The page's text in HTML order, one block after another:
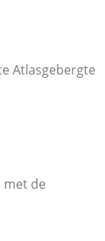
Atlasgebergte
met de